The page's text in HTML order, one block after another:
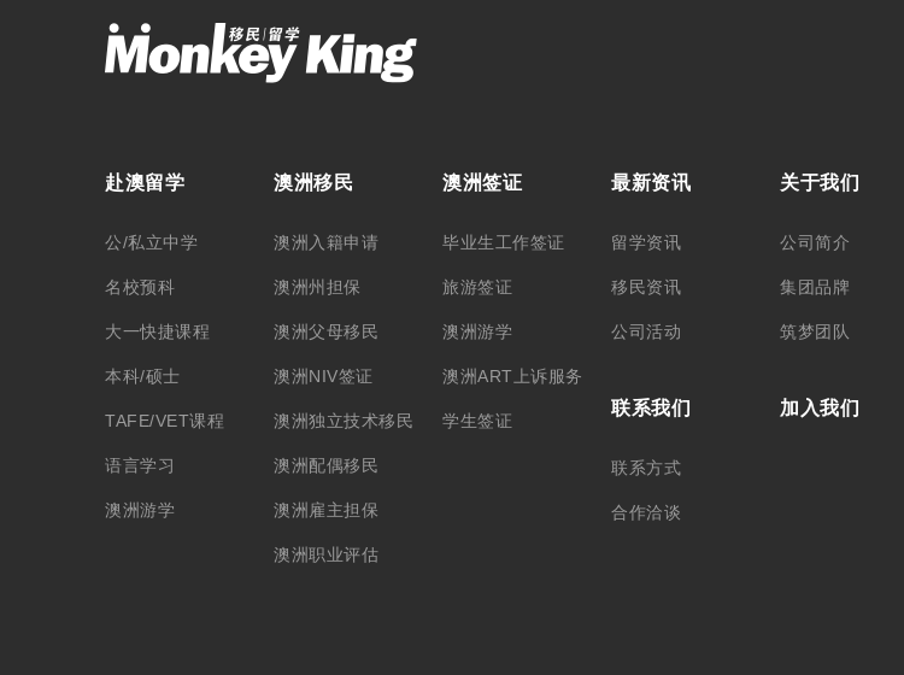
赴澳留学
公/私立中学
名校预科
大一快捷课程
本科/硕士
TAFE/VET课程
语言学习
澳洲游学
澳洲移民
澳洲入籍申请
澳洲州担保
澳洲父母移民
澳洲NIV签证
澳洲独立技术移民
澳洲配偶移民
澳洲雇主担保
澳洲职业评估
澳洲签证
毕业生工作签证
旅游签证
澳洲游学
澳洲ART上诉服务
学生签证
最新资讯
留学资讯
移民资讯
公司活动
联系我们
联系方式
合作洽谈
关于我们
公司简介
集团品牌
筑梦团队
加入我们